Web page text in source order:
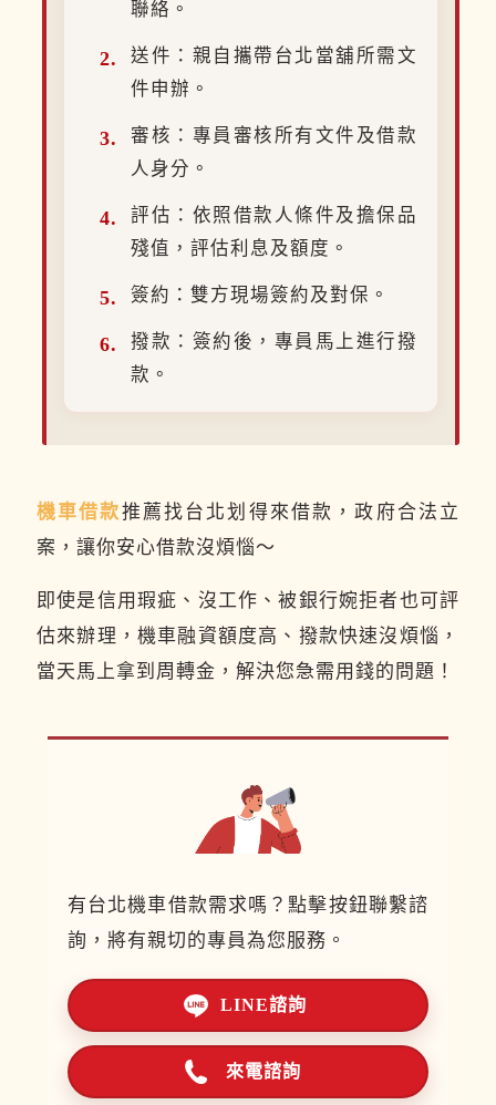
聯絡。
送件：親自攜帶台北當舖所需文
件申辦。
審核：專員審核所有文件及借款
人身分。
評估：依照借款人條件及擔保品
殘值，評估利息及額度。
簽約：雙方現場簽約及對保。
撥款：簽約後，專員馬上進行撥
款。
機車借款推薦找台北划得來借款，政府合法立
案，讓你安心借款沒煩惱～
即使是信用瑕疵、沒工作、被銀行婉拒者也可評
估來辦理，機車融資額度高、撥款快速沒煩惱，
當天馬上拿到周轉金，解決您急需用錢的問題！
有台北機車借款需求嗎？點擊按鈕聯繫諮
詢，將有親切的專員為您服務。
LINE諮詢
來電諮詢